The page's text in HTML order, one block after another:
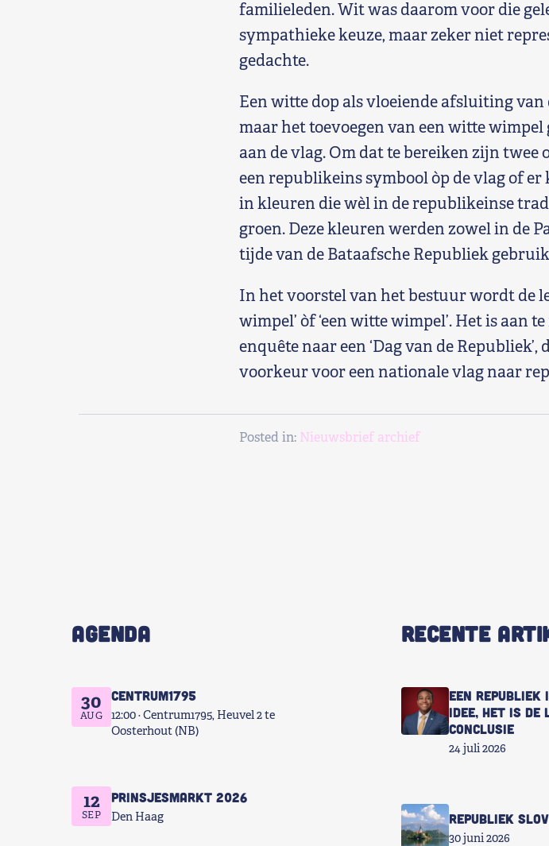
familieleden. Wit was daarom voor die
sympathieke keuze, maar zeker niet
gedachte.
Een witte dop als vloeiende afsluiting van
maar het toevoegen van een witte
aan de vlag. Om dat te bereiken zijn
een republikeins symbool òp de vlag of
in kleuren die wèl in de republikeinse
groen. Deze kleuren werden zowel in de
tijde van de Bataafsche Republiek
In het voorstel van het bestuur wordt de
wimpel’ òf ‘een witte wimpel’. Het is aan
enquête naar een ‘Dag van de
voorkeur voor een nationale vlag naar
Posted in: Nieuwsbrief archief
AGENDA
30
AUG
Centrum1795
12:00 Centrum1795, Heuvel 2 te
Oosterhout (NB)
12
SEP
Prinsjesmarkt 2026
Den Haag
RECENTE
Een republiek
idee, het is de
conclusie
24 juli 2026
Republiek
30 juni 2026